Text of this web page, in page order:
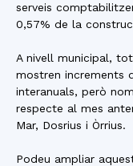
serveis
0,57% de la
A nivell municipal,
mostren increments
interanuals, però
respecte al mes
Mar, Dosrius i Òrrius.
Podeu ampliar